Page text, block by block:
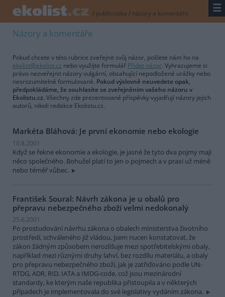
/ publicistika / názory a komentáře ☰
Názory a komentáře
Pokud chcete v této rubrice zveřejnit svůj názor, pošlete nám ho na
ekolist@ekolist.cz nebo využijte formulář Přidat názor. Vyhrazujeme si
právo nezveřejnit názory vulgární, obsahující nepodložené urážky nebo
nesrozumitelně formulované. Pokud výslovně neuvedete opak,
předpokládáme, že souhlasíte se zveřejněním vašeho názoru v
Ekolistu.cz. Všechny zde prezentované příspěvky vyjadřují názory jejich
autorů, nikoli redakce Ekolistu.cz.
Markéta Bláhová: Je první ekonomie nebo ekologie
10.8.2001
Když se řekne ekonomie a ekologie, je jasné že tyto dva pojmy mají
něco společného. Bohužel platí to jen o pojmech a v praxi už méně
nebo téměř vůbec.
František Soural: Návrh zákona je u obalů pro
přepravu nebezpečného zboží velmi nedokonalý
25.6.2001
Po prostudování návrhu zákona o obalech ministerstva životního
prostředí, schváleného již vládou, jsem nucen konstatovat, že
zákon žádným způsobem nerozlišuje mezi spotřebitelskými obaly,
například mezi různými druhy lahví, bez rozdílu materiálu, a obaly
pro přepravu nebezpečného zboží, jak je zatřiďováno podle UN-
RTDG, ADR, RID, IATA a IMDG-code, což jsou mezinárodní
standardy, ke kterým naše republika přistoupila a v některých
případech je implementovala do své legislativy vydáním zákona.